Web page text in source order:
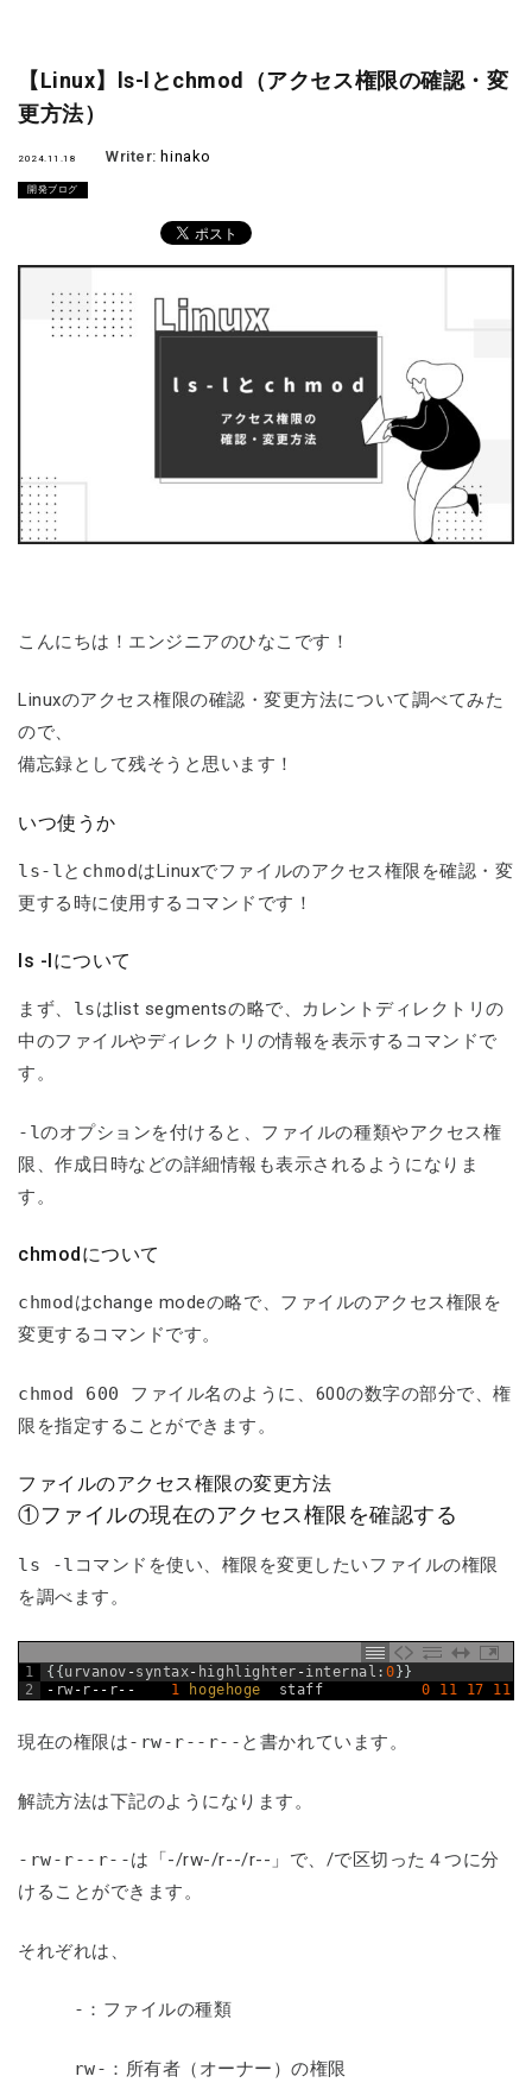
【Linux】ls-lとchmod（アクセス権限の確認・変
更方法）
2024.11.18 Writer: hinako
開発ブログ
こんにちは！エンジニアのひなこです！
Linuxのアクセス権限の確認・変更方法について調べてみた
ので、
備忘録として残そうと思います！
いつ使うか
ls-lと chmodはLinuxでファイルのアクセス権限を確認・変
更する時に使用するコマンドです！
ls -lについて
まず、 lsはlist segmentsの略で、カレントディレクトリの
中のファイルやディレクトリの情報を表示するコマンドで
す。
-lのオプションを付けると、ファイルの種類やアクセス権
限、作成日時などの詳細情報も表示されるようになりま
す。
chmodについて
chmod はchange modeの略で、ファイルのアクセス権限を
変更するコマンドです。
chmod 600 ファイル名のように、600の数字の部分で、権
限を指定することができます。
ファイルのアクセス権限の変更方法
①ファイルの現在のアクセス権限を確認する
ls -l コマンドを使い、権限を変更したいファイルの権限
を調べます。
1
2
{ { urvanov -syntax- highlighter -internal :0 } }
- rw - r -- r-- 1 hogehoge staff 0 11 17 11
現在の権限は-rw-r--r-- と書かれています。
解読方法は下記のようになります。
-rw-r--r--は「-/rw-/r--/r--」で、/で区切った４つに分
けることができます。
それぞれは、
- ：ファイルの種類
rw- ：所有者（オーナー）の権限